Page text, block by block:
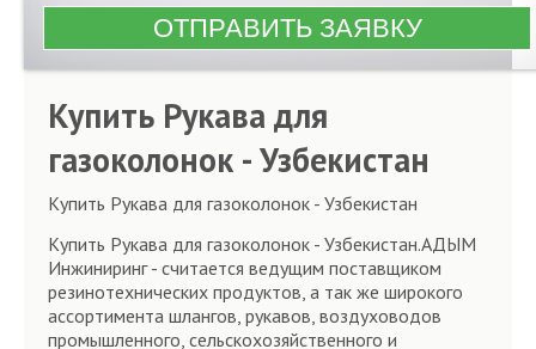
Купить Рукава для
газоколонок - Узбекистан
Купить Рукава для газоколонок - Узбекистан
Купить Рукава для газоколонок - Узбекистан.АДЫМ
Инжиниринг - считается ведущим поставщиком
резинотехнических продуктов, а так же широкого
ассортимента шлангов, рукавов, воздуховодов
промышленного, сельскохозяйственного и